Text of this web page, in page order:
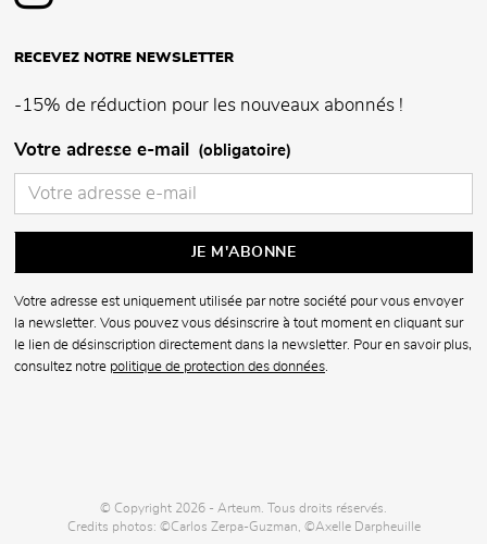
RECEVEZ NOTRE NEWSLETTER
-15% de réduction pour les nouveaux abonnés !
Votre adresse e-mail (obligatoire)
Votre adresse est uniquement utilisée par notre société pour vous envoyer
la newsletter. Vous pouvez vous désinscrire à tout moment en cliquant sur
le lien de désinscription directement dans la newsletter. Pour en savoir plus,
consultez notre politique de protection des données.
© Copyright 2026 - Arteum. Tous droits réservés.
Credits photos: ©Carlos Zerpa-Guzman, ©Axelle Darpheuille